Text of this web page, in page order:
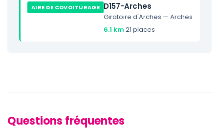
AIRE DE COVOITURAGE D157-Arches
Giratoire d'Arches — Arches
6.1 km·21 places
Questions fréquentes